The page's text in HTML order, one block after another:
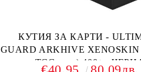
КУТИЯ ЗА КАРТИ -
GUARD ARKHIVE XENOSKIN
TCG и др) 400+ - ЧЕРНА